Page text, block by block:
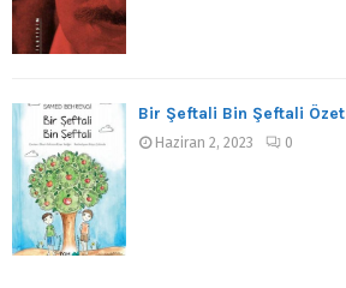
Bir Şeftali Bin Şeftali Özet
Haziran 2, 2023 0